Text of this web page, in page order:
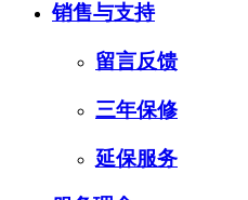
销售与支持
留言反馈
三年保修
延保服务